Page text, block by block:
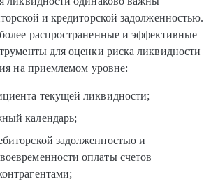
и кредиторской задолженностью.
распространенные и эффективные
для оценки риска ликвидности
на приемлемом уровне:
текущей ликвидности;
календарь;
задолженностью и
оплаты счетов